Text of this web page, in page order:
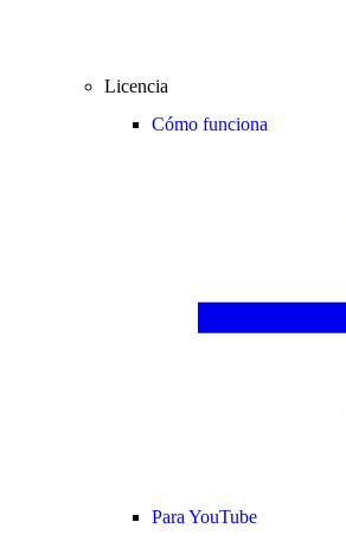
Licencia
Cómo funciona
Para YouTube